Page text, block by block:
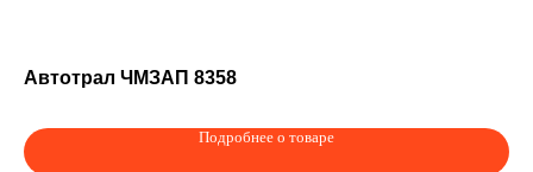
Автотрал ЧМЗАП 8358
Подробнее о товаре